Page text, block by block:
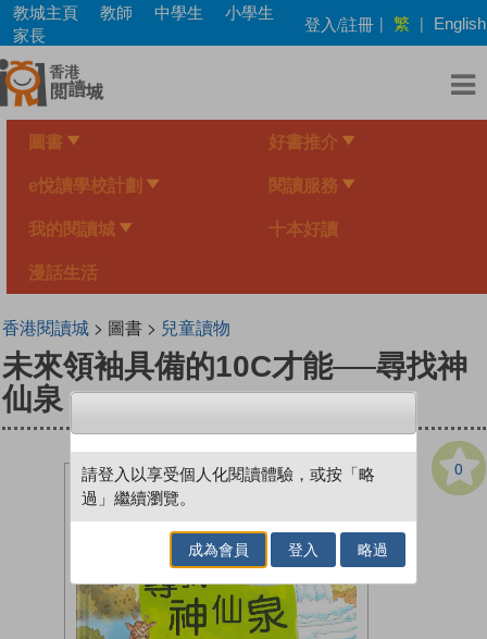
Skip
main
content
教城主頁 教師 中學生
小學生
家長
登入/註冊 | 繁 | English
圖書 好書推介
e悅讀學校計劃 閱讀服務
我的閱讀城 十本好讀
漫話生活
香港閱讀城> 圖書 > 兒童讀物
未來領袖具備的10C才能──尋找神
仙泉
0
請登入以享受個人化閱讀體驗，或按「略
過」繼續瀏覽。
成為會員 登入 略過